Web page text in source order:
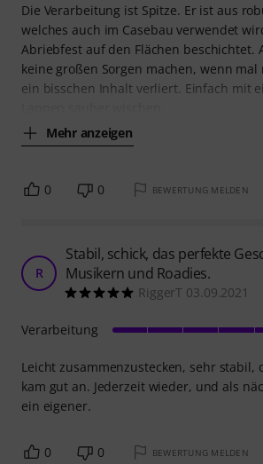
Die Verarbeitung ist Spitze. Er ist aus
welches auch im Casebau verwendet
Abriebfest auf den Flächen beschichtet.
keine großen Sorgen machen, wenn mal
ein bisschen Inhalt verliert. Einfach mit
Mehr anzeigen
0 0 BEWERTUNG MELDEN
R
Stabil, schick, das perfekte
Musikern und Roadies.
RiggerT 03.09.2021
Leicht zusammenzustecken, sehr stabil,
kam gut an. Jederzeit wieder, und als
ein eigener.
Verarbeitung
0 0 BEWERTUNG MELDEN